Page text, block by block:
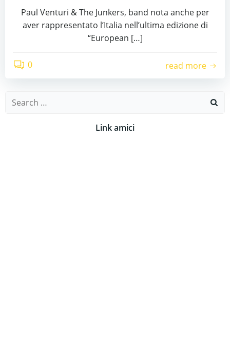
Paul Venturi & The Junkers, band nota anche per
aver rappresentato l’Italia nell’ultima edizione di
“European […]
0 read more
Search
Link amici